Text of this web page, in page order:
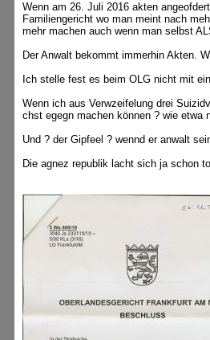
Wenn am 26. Juli 2016 akten
Familiengericht wo man meint nach
mehr machen auch wenn man selbst
Der Anwalt bekommt immerhin Akten.
Ich stelle fest es beim OLG nicht mit
Wenn ich aus Verwzeifelung drei
chst egegn machen können ? wie etwa
Und ? der Gipfeel ? wennd er anwalt
Die agnez republik lacht sich ja schon